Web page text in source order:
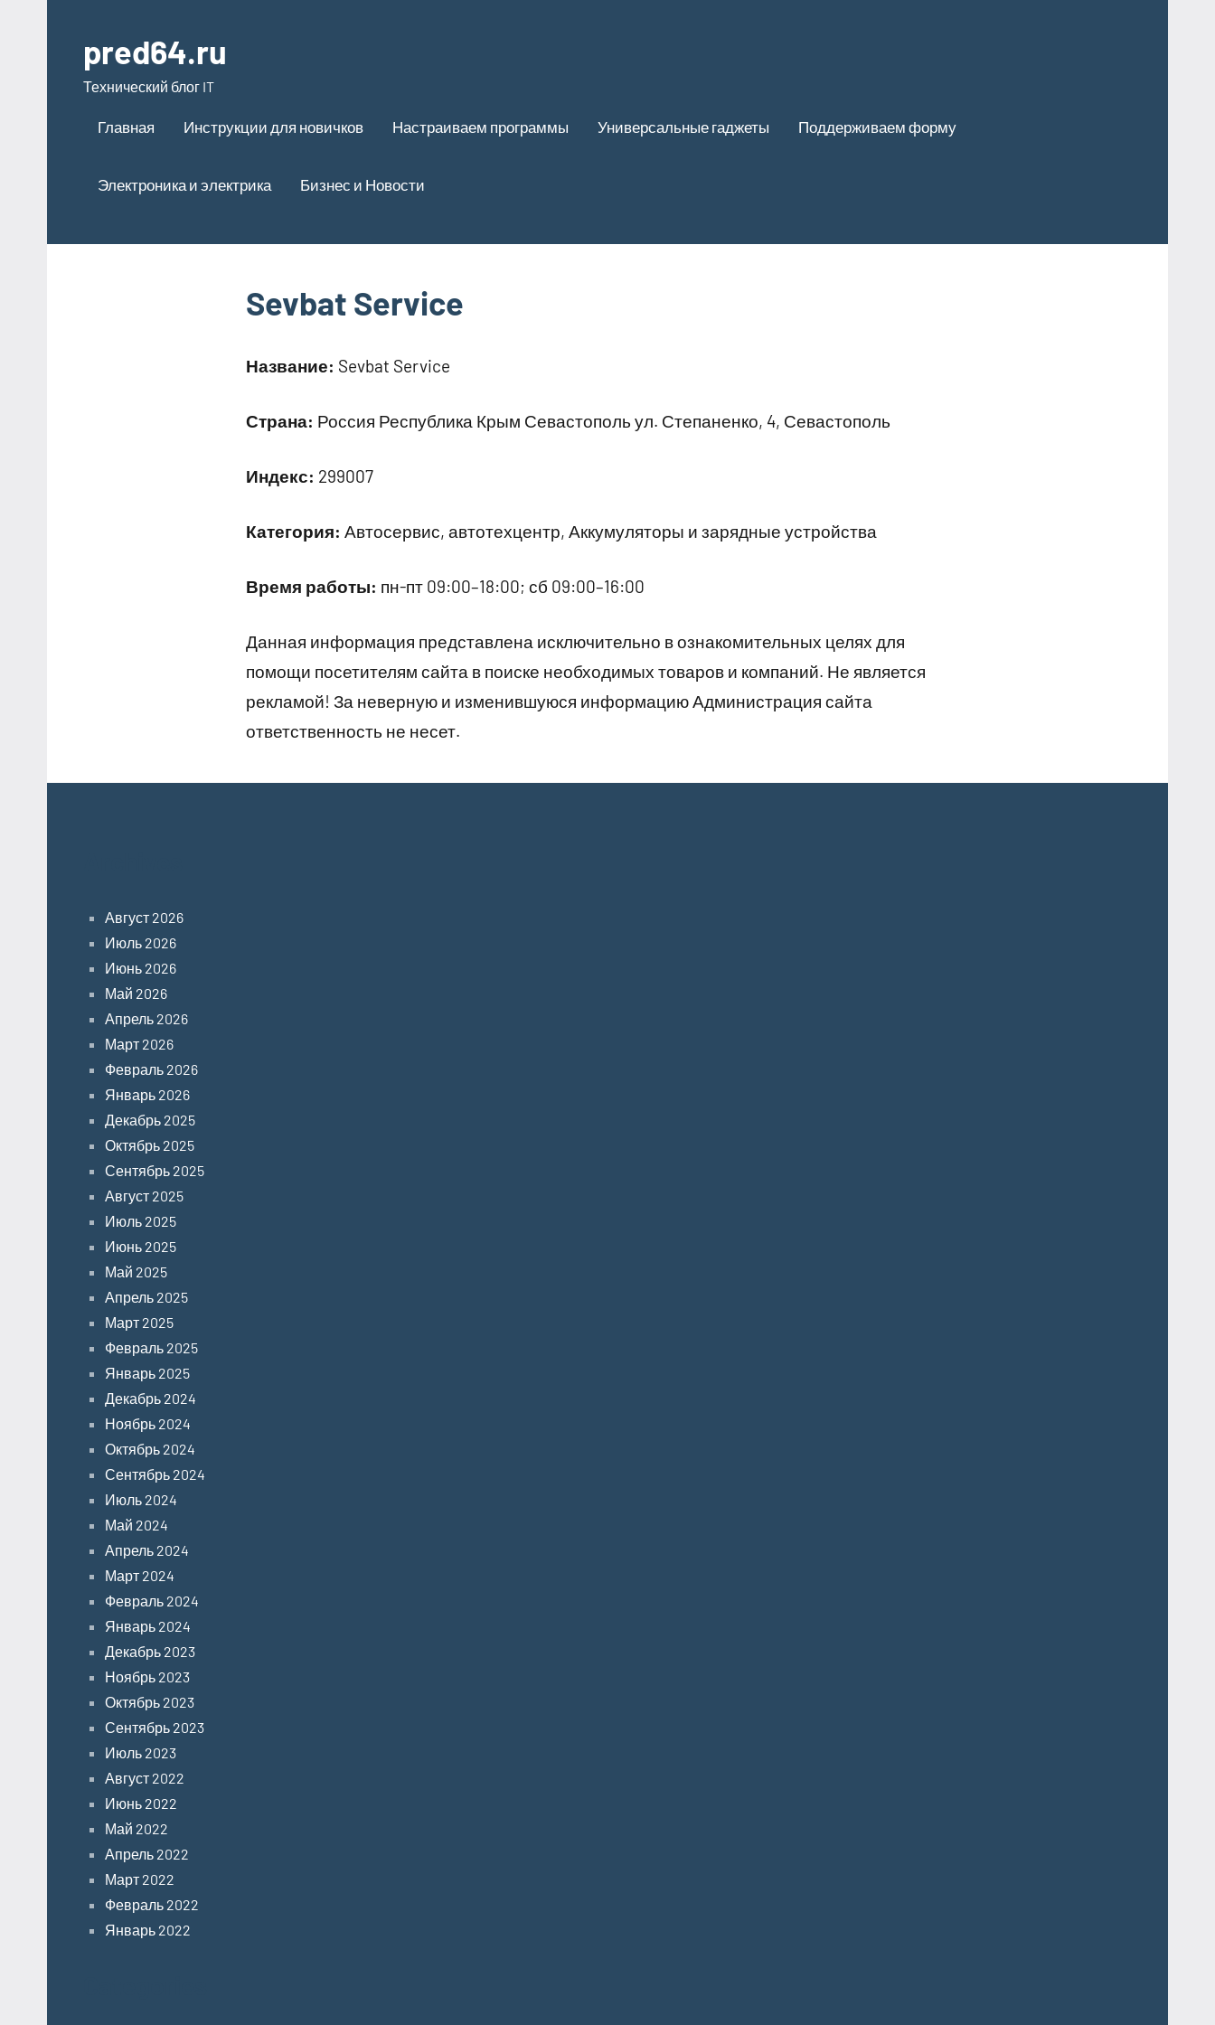
содержимому
pred64.ru
Технический блог IT
Главная Инструкции для новичков Настраиваем программы Универсальные гаджеты Поддерживаем форму
Электроника и электрика Бизнес и Новости
Sevbat Service
Название: Sevbat Service
Страна: Россия Республика Крым Севастополь ул. Степаненко, 4, Севастополь
Индекс: 299007
Категория: Автосервис, автотехцентр, Аккумуляторы и зарядные устройства
Время работы: пн-пт 09:00–18:00; сб 09:00–16:00
Данная информация представлена исключительно в ознакомительных целях для
помощи посетителям сайта в поиске необходимых товаров и компаний. Не является
рекламой! За неверную и изменившуюся информацию Администрация сайта
ответственность не несет.
Август 2026
Июль 2026
Июнь 2026
Май 2026
Апрель 2026
Март 2026
Февраль 2026
Январь 2026
Декабрь 2025
Октябрь 2025
Сентябрь 2025
Август 2025
Июль 2025
Июнь 2025
Май 2025
Апрель 2025
Март 2025
Февраль 2025
Январь 2025
Декабрь 2024
Ноябрь 2024
Октябрь 2024
Сентябрь 2024
Июль 2024
Май 2024
Апрель 2024
Март 2024
Февраль 2024
Январь 2024
Декабрь 2023
Ноябрь 2023
Октябрь 2023
Сентябрь 2023
Июль 2023
Август 2022
Июнь 2022
Май 2022
Апрель 2022
Март 2022
Февраль 2022
Январь 2022